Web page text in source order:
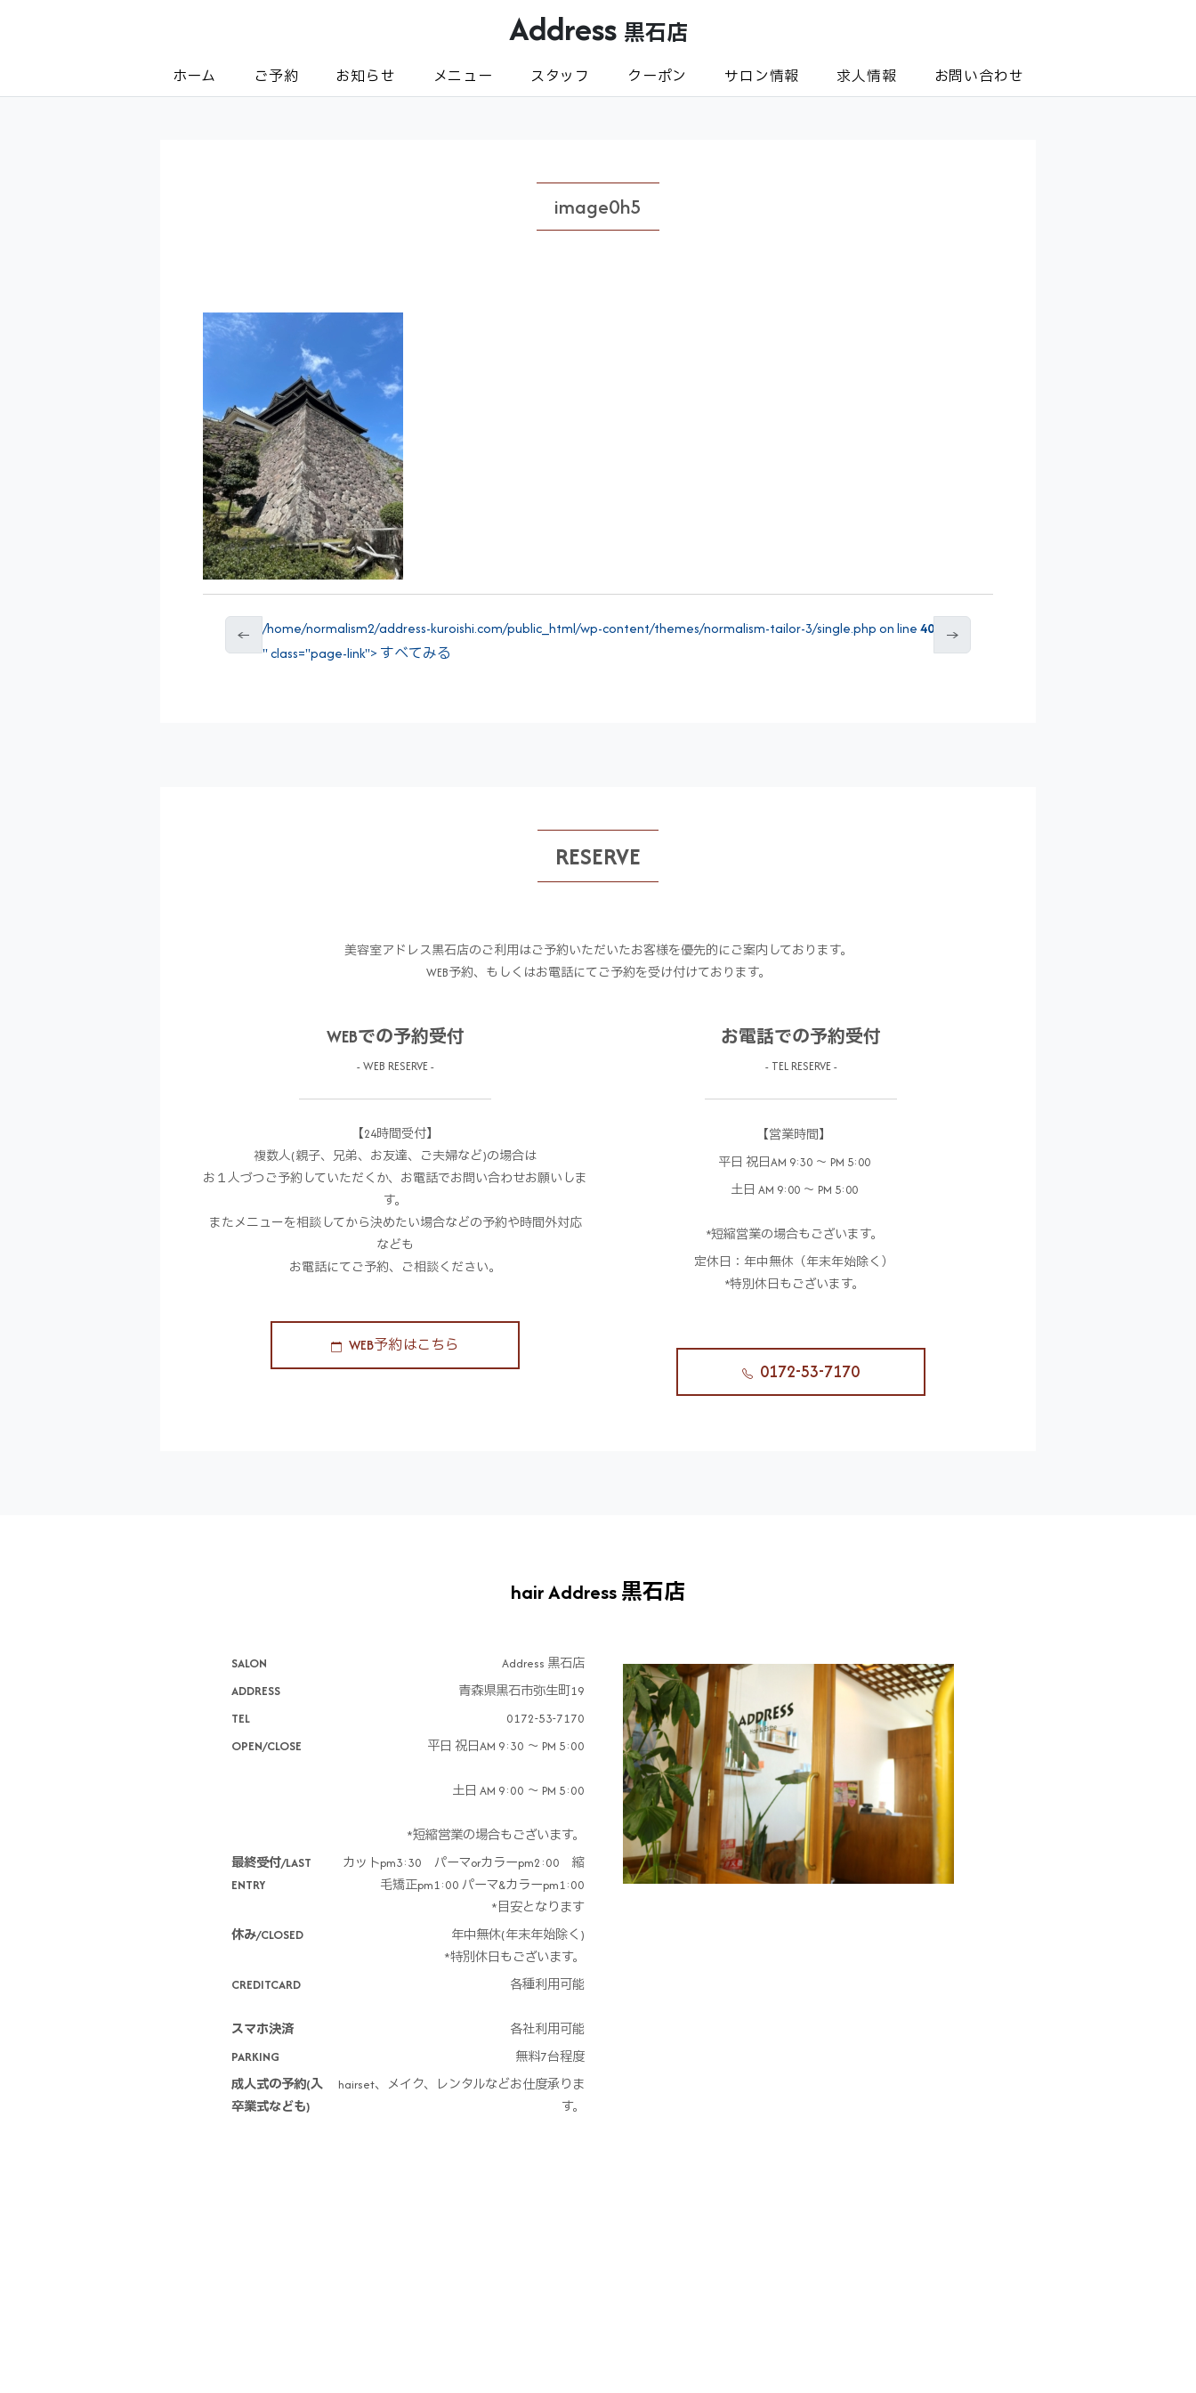
Address 黒石店
ホーム ご予約 お知らせ メニュー スタッフ クーポン サロン情報 求人情報 お問い合わせ
image0h5
← /home/normalism2/address-kuroishi.com/public_html/wp-content/themes/normalism-tailor-3/single.php on line40
" class="page-link"> すべてみる
→
RESERVE
美容室アドレス黒石店のご利用はご予約いただいたお客様を優先的にご案内しております。
WEB予約、もしくはお電話にてご予約を受け付けております。
WEBでの予約受付
- WEB RESERVE -
【24時間受付】
複数人(親子、兄弟、お友達、ご夫婦など)の場合は
お１人づつご予約していただくか、お電話でお問い合わせお願いしま
す。
またメニューを相談してから決めたい場合などの予約や時間外対応
なども
お電話にてご予約、ご相談ください。
WEB予約はこちら
お電話での予約受付
- TEL RESERVE -
【営業時間】
平日 祝日AM 9:30 ～ PM 5:00
土日 AM 9:00 ～ PM 5:00
*短縮営業の場合もございます。
定休日：年中無休（年末年始除く）
*特別休日もございます。
0172-53-7170
hair Address 黒石店
SALON
Address 黒石店
ADDRESS
青森県黒石市弥生町19
TEL
0172-53-7170
OPEN/CLOSE
平日 祝日AM 9:30 ～ PM 5:00
土日 AM 9:00 ～ PM 5:00
*短縮営業の場合もございます。
最終受付/LAST
ENTRY
カットpm3:30 パーマorカラーpm2:00 縮
毛矯正pm1:00 パーマ&カラーpm1:00
*目安となります
休み/CLOSED
年中無休(年末年始除く)
*特別休日もございます。
CREDITCARD
スマホ決済
各種利用可能
各社利用可能
PARKING
無料7台程度
成人式の予約(入
卒業式なども)
hairset、メイク、レンタルなどお仕度承りま
す。